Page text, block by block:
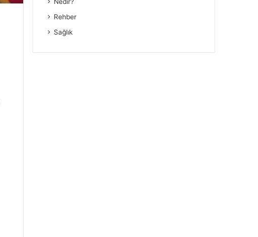
Rehber
Sağlık